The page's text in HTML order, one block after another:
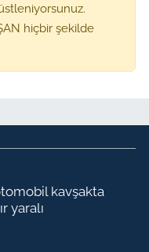
hiçbir şekilde
kavşakta
yaralı